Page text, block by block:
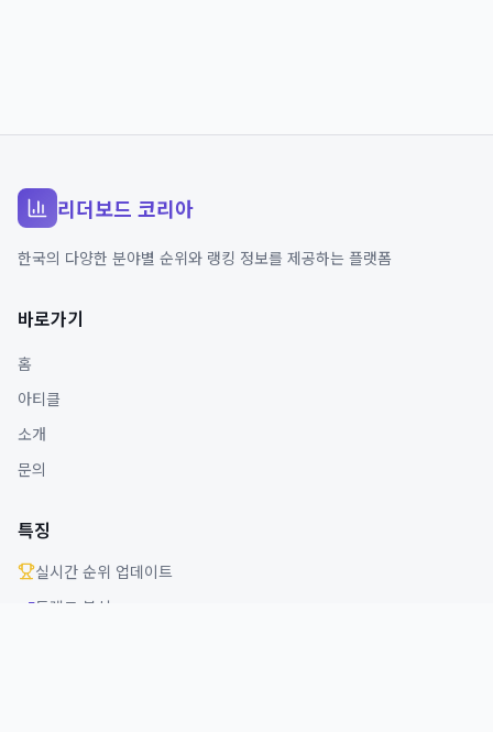
리더보드 코리아
한국의 다양한 분야별 순위와 랭킹 정보를 제공하는 플랫폼
바로가기
홈
아티클
소개
문의
특징
실시간 순위 업데이트
트렌드 분석